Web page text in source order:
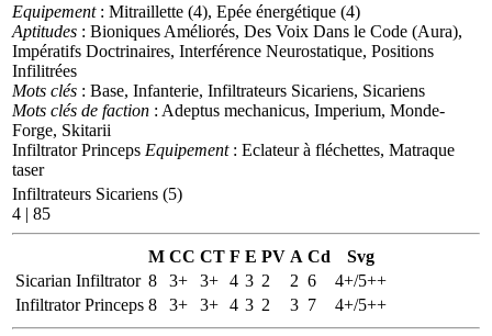
Equipement: Mitraillette (4), Epée énergétique (4)
Aptitudes : Bioniques Améliorés, Des Voix Dans le Code (Aura),
Impératifs Doctrinaires, Interférence Neurostatique, Positions
Infilitrées
Mots clés : Base, Infanterie, Infiltrateurs Sicariens, Sicariens
Mots clés de faction : Adeptus mechanicus, Imperium, Monde-
Forge, Skitarii
Infiltrator Princeps Equipement: Eclateur à fléchettes, Matraque
taser
Infiltrateurs Sicariens (5)
4 | 85
M CC CT F E PV A Cd
Svg
Sicarian Infiltrator 8 3+ 3+ 4 3 2 2 6
4+/5++
Infiltrator Princeps 8 3+ 3+ 4 3 2 3 7 4+/5++